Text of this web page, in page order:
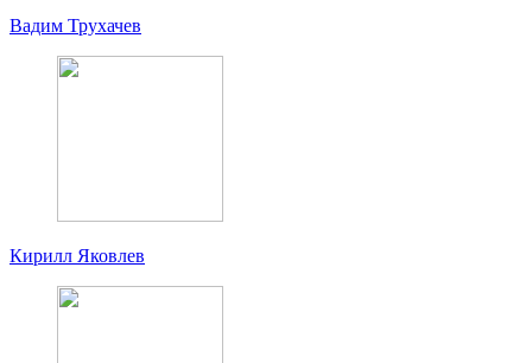
Вадим Трухачев
Кирилл Яковлев